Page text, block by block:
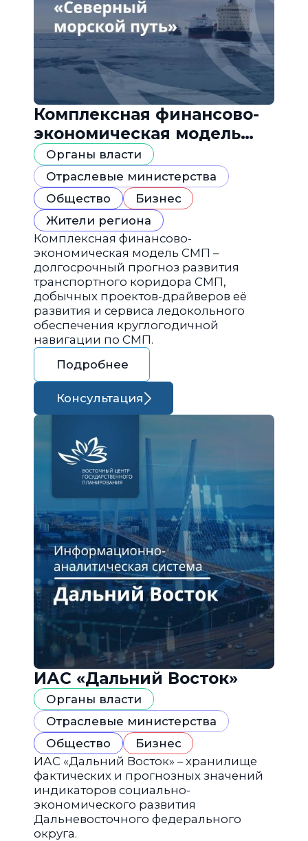
Комплексная финансово-
экономическая модель
«Северный морской путь»
Органы власти
Отраслевые министерства
Общество
Бизнес
Жители региона
Комплексная финансово-
экономическая модель СМП –
долгосрочный прогноз развития
транспортного коридора СМП,
добычных проектов-драйверов её
развития и сервиса ледокольного
обеспечения круглогодичной
навигации по СМП.
Подробнее
Консультация
ИАС «Дальний Восток»
Органы власти
Отраслевые министерства
Общество
Бизнес
ИАС «Дальний Восток» – хранилище
фактических и прогнозных значений
индикаторов социально-
экономического развития
Дальневосточного федерального
округа.